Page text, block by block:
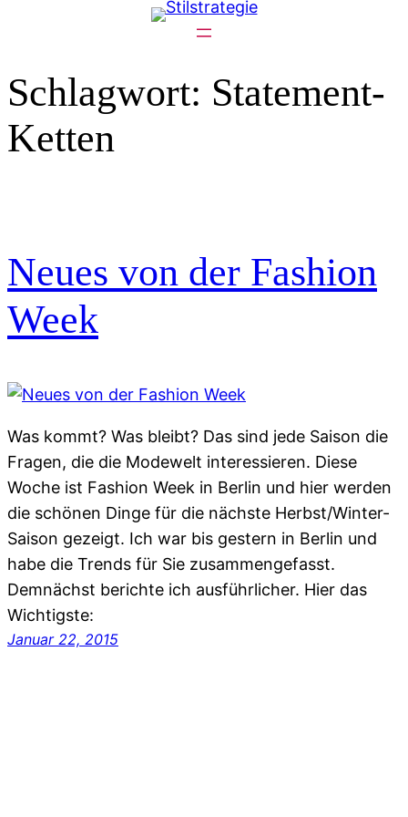
Schlagwort: Statement-
Ketten
Neues von der Fashion
Week
Was kommt? Was bleibt? Das sind jede Saison die
Fragen, die die Modewelt interessieren. Diese
Woche ist Fashion Week in Berlin und hier werden
die schönen Dinge für die nächste Herbst/Winter-
Saison gezeigt. Ich war bis gestern in Berlin und
habe die Trends für Sie zusammengefasst.
Demnächst berichte ich ausführlicher. Hier das
Wichtigste:
Januar 22, 2015